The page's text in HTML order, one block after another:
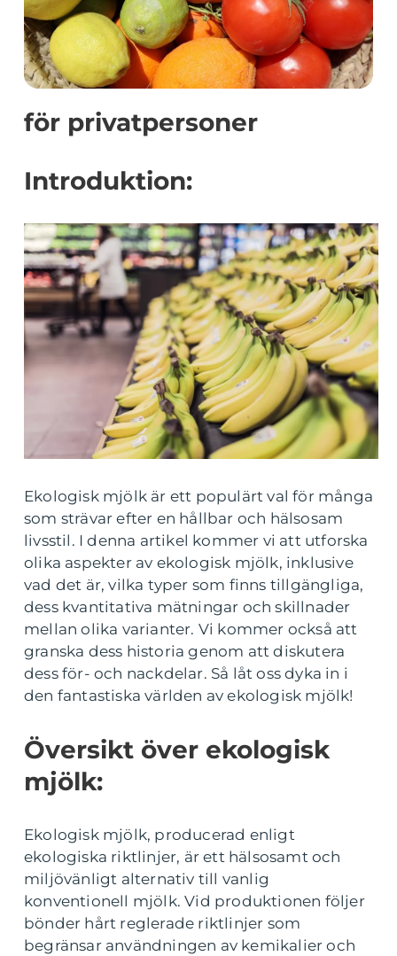
för privatpersoner
Introduktion:
Ekologisk mjölk är ett populärt val för många
som strävar efter en hållbar och hälsosam
livsstil. I denna artikel kommer vi att utforska
olika aspekter av ekologisk mjölk, inklusive
vad det är, vilka typer som finns tillgängliga,
dess kvantitativa mätningar och skillnader
mellan olika varianter. Vi kommer också att
granska dess historia genom att diskutera
dess för- och nackdelar. Så låt oss dyka in i
den fantastiska världen av ekologisk mjölk!
Översikt över ekologisk
mjölk:
Ekologisk mjölk, producerad enligt
ekologiska riktlinjer, är ett hälsosamt och
miljövänligt alternativ till vanlig
konventionell mjölk. Vid produktionen följer
bönder hårt reglerade riktlinjer som
begränsar användningen av kemikalier och